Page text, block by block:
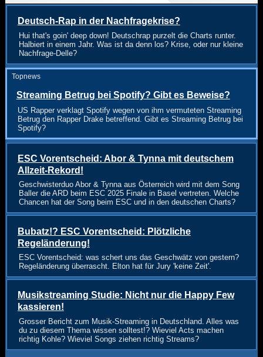
Deutsch-Rap in der Nachfragekrise?
Hui that's goin' deep down! Deutschrap purzelt die Charts runter.
Halbiert in einem Jahr. Was ist da denn los? Krise, oder nur kleine
Nachfrage-Delle?
Topnews
Streaming Betrug bei Spotify? Gibt es Beweise?
US Rapper verklagt Spotify wegen von ihm vermuteten Streaming
Betrug den Rapper Drake betreffend. Gibt es Streaming Betrug bei
Spotify?
ESC Vorentscheid: Abor & Tynna mit deutschem
Allzeit-Rekord!
Geschwisterduo Abor & Tynna aus Österreich wird mit dem Song
Baller die ARD beim ESC 2025 Finale in Basel vertreten. Welche
Chancen hat der Song beim ESC und in den deutschen Charts?
Bubatz!? ESC Vorentscheid: Plötzliche
Regeländerung!
ESC Vorentscheid: was schert uns das Geschwätz von gestern?
Regeländerung überrascht. Elton hat für Jury 'keine Zeit'.
Musikstreaming Studie: Nicht nur die Happy Few
kassieren!
Grosser Bericht zum Musik-Streaming in Deutschland. Alles was
du zu diesem Thema wissen solltest!? Wieviel Acts machen
richtig Kohle? Wieviel Songs ziehen richtig Streams?